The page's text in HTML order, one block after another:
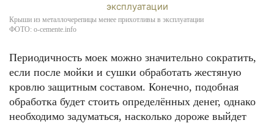
Крыши из металлочерепицы менее прихотливы в эксплуатации
ФОТО: o-cemente.info
Периодичность моек можно значительно сократить,
если после мойки и сушки обработать жестяную
кровлю защитным составом. Конечно, подобная
обработка будет стоить определённых денег, однако
необходимо задуматься, насколько дороже выйдет